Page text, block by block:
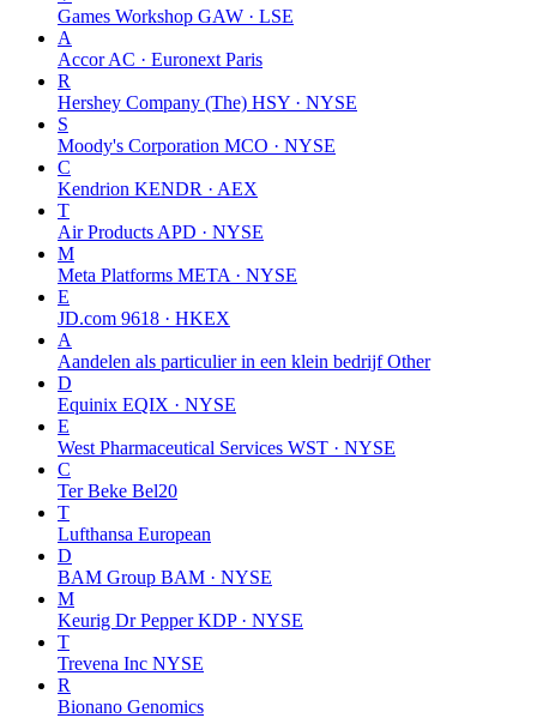
Games Workshop GAW · LSE
A
Accor AC · Euronext Paris
R
Hershey Company (The) HSY · NYSE
S
Moody's Corporation MCO · NYSE
C
Kendrion KENDR · AEX
T
Air Products APD · NYSE
M
Meta Platforms META · NYSE
E
JD.com 9618 · HKEX
A
Aandelen als particulier in een klein bedrijf Other
D
Equinix EQIX · NYSE
E
West Pharmaceutical Services WST · NYSE
C
Ter Beke Bel20
T
Lufthansa European
D
BAM Group BAM · NYSE
M
Keurig Dr Pepper KDP · NYSE
T
Trevena Inc NYSE
R
Bionano Genomics